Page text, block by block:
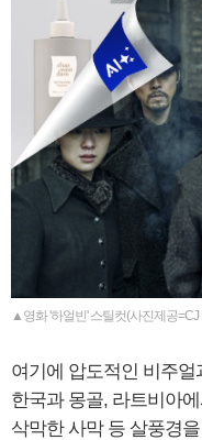
▲영화 '하얼빈' 스틸컷(사진제공=CJ
여기에 압도적인 비주
한국과 몽골, 라트비아
삭막한 사막 등 살풍경